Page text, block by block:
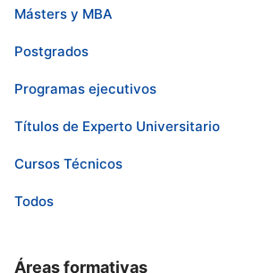
Másters y MBA
Postgrados
Programas ejecutivos
Títulos de Experto Universitario
Cursos Técnicos
Todos
Áreas formativas